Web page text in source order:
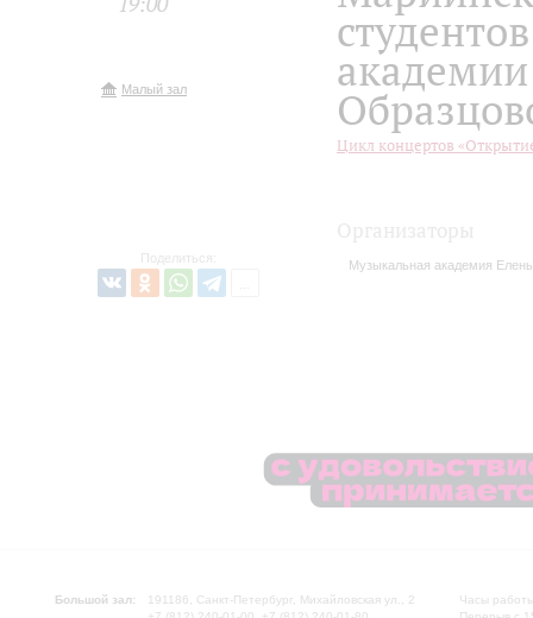
Малый зал
Поделиться:
Цикл концертов
Музыкальная академия
Большой зал:
191186, Санкт-Петербург, Михайловская ул., 2
Часы